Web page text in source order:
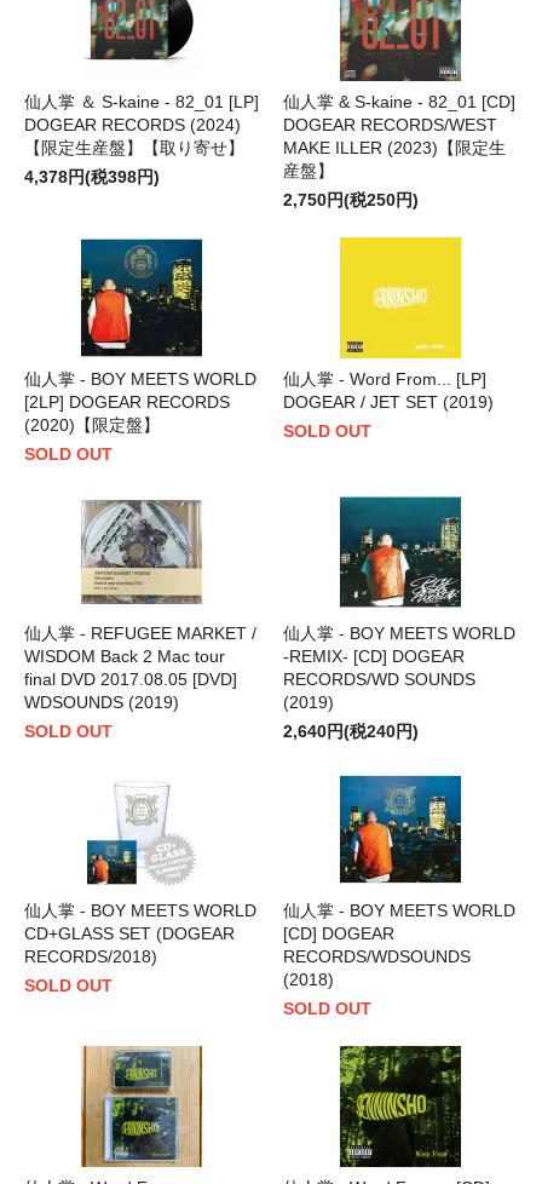
仙人掌 ＆ S-kaine - 82_01 [LP]
DOGEAR RECORDS (2024)
【限定生産盤】【取り寄せ】
4,378円(税398円)
仙人掌 & S-kaine - 82_01 [CD]
DOGEAR RECORDS/WEST
MAKE ILLER (2023)【限定生
産盤】
2,750円(税250円)
仙人掌 - BOY MEETS WORLD
[2LP] DOGEAR RECORDS
(2020)【限定盤】
SOLD OUT
仙人掌 - Word From... [LP]
DOGEAR / JET SET (2019)
SOLD OUT
仙人掌 - REFUGEE MARKET /
WISDOM Back 2 Mac tour
final DVD 2017.08.05 [DVD]
WDSOUNDS (2019)
SOLD OUT
仙人掌 - BOY MEETS WORLD
-REMIX- [CD] DOGEAR
RECORDS/WD SOUNDS
(2019)
2,640円(税240円)
仙人掌 - BOY MEETS WORLD
CD+GLASS SET (DOGEAR
RECORDS/2018)
SOLD OUT
仙人掌 - BOY MEETS WORLD
[CD] DOGEAR
RECORDS/WDSOUNDS
(2018)
SOLD OUT